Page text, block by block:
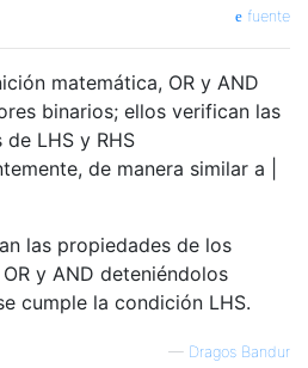
fuente
matemática, OR y AND
binarios; ellos verifican las
LHS y RHS
de manera similar a |
las propiedades de los
y AND deteniéndolos
cumple la condición LHS.
— Dragos Bandur